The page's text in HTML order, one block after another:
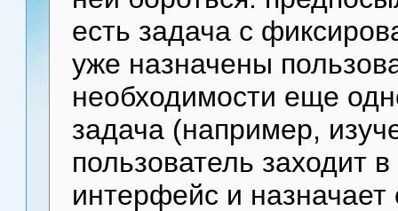
есть задача с
уже назначены
необходимости еще
задача (например,
пользователь заходит
интерфейс и